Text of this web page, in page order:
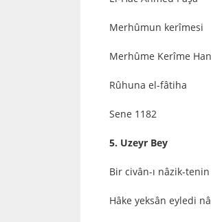
Merhûmun kerîmesi
Merhûme Kerîme
Rûhuna el-fâtiha
Sene 1182
5. Uzeyr Bey
Bir civân-ı nâzik-
Hâke yeksân eyledi